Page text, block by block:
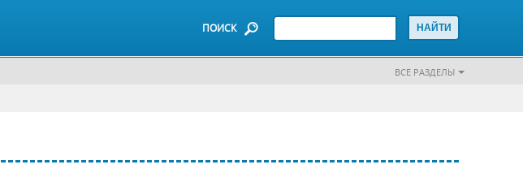
ПОИСК
ВСЕ РАЗДЕЛЫ